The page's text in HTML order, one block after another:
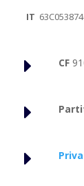
IT
E CF
E
E